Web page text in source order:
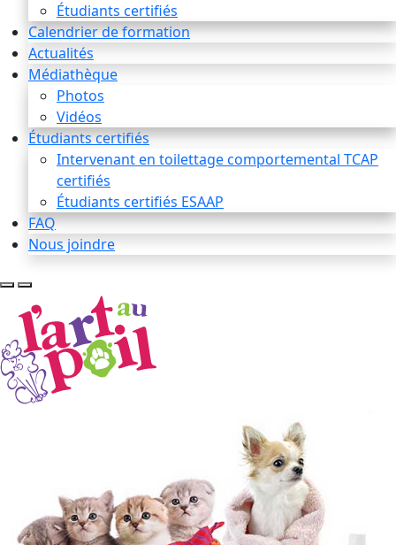
Étudiants certifiés
Calendrier de formation
Actualités
Médiathèque
Photos
Vidéos
Étudiants certifiés
Intervenant en toilettage comportemental TCAP
certifiés
Étudiants certifiés ESAAP
FAQ
Nous joindre